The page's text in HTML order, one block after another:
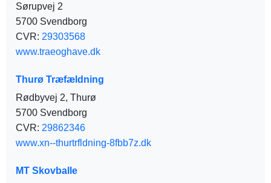
Sørupvej 2
5700 Svendborg
CVR: 29303568
www.traeoghave.dk
Thurø Træfældning
Rødbyvej 2, Thurø
5700 Svendborg
CVR: 29862346
www.xn--thurtrfldning-8fbb7z.dk
MT Skovballe